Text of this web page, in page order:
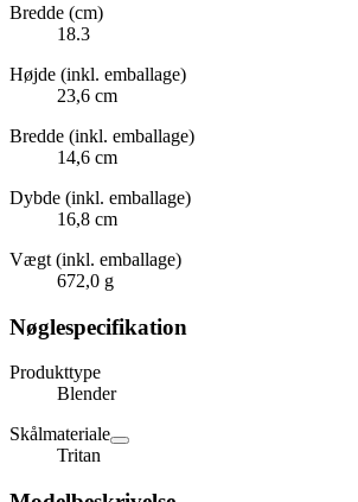
Bredde (cm)
18.3
Højde (inkl. emballage)
23,6 cm
Bredde (inkl. emballage)
14,6 cm
Dybde (inkl. emballage)
16,8 cm
Vægt (inkl. emballage)
672,0 g
Nøglespecifikation
Produkttype
Blender
Skålmateriale
Tritan